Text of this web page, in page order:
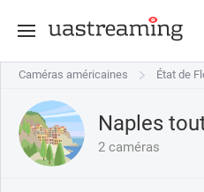
Caméras américaines État de
Caméras américaines État de
Naples
2 caméras